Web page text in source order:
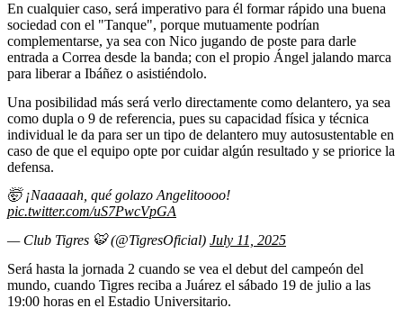
En cualquier caso, será imperativo para él formar rápido una buena
sociedad con el "Tanque", porque mutuamente podrían
complementarse, ya sea con Nico jugando de poste para darle
entrada a Correa desde la banda; con el propio Ángel jalando marca
para liberar a Ibáñez o asistiéndolo.
Una posibilidad más será verlo directamente como delantero, ya sea
como dupla o 9 de referencia, pues su capacidad física y técnica
individual le da para ser un tipo de delantero muy autosustentable en
caso de que el equipo opte por cuidar algún resultado y se priorice la
defensa.
🤯 ¡Naaaaah, qué golazo Angelitoooo!
pic.twitter.com/uS7PwcVpGA
— Club Tigres 🐯 (@TigresOficial) July 11, 2025
Será hasta la jornada 2 cuando se vea el debut del campeón del
mundo, cuando Tigres reciba a Juárez el sábado 19 de julio a las
19:00 horas en el Estadio Universitario.